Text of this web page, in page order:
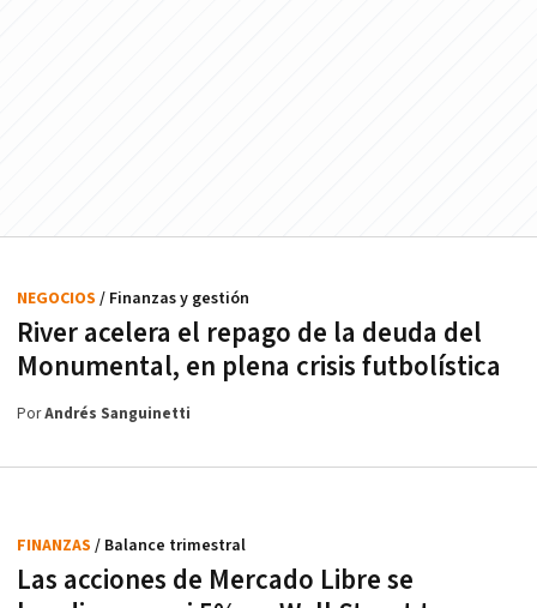
River acelera el repago de la deuda del
Monumental, en plena crisis futbolística
NEGOCIOS / Finanzas y gestión
PorAndrés Sanguinetti
Las acciones de Mercado Libre se
FINANZAS / Balance trimestral